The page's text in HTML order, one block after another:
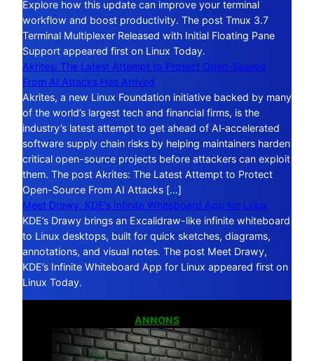
Explore how this update can improve your terminal
workflow and boost productivity. The post Tmux 3.7
Terminal Multiplexer Released with Initial Floating Pane
Support appeared first on Linux Today.
Akrites: The Latest Attempt to Protect Open-Source
From AI Attacks Has Arrived
Akrites, a new Linux Foundation initiative backed by many
of the world’s largest tech and financial firms, is the
industry’s latest attempt to get ahead of AI‑accelerated
software supply chain risks by helping maintainers harden
critical open-source projects before attackers can exploit
them. The post Akrites: The Latest Attempt to Protect
Open-Source From AI Attacks […]
Meet Drawy, KDE’s Infinite Whiteboard App for Linux
KDE’s Drawy brings an Excalidraw-like infinite whiteboard
to Linux desktops, built for quick sketches, diagrams,
annotations, and visual notes. The post Meet Drawy,
KDE’s Infinite Whiteboard App for Linux appeared first on
Linux Today.
ANNONS